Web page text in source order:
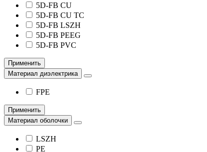
5D-FB CU
5D-FB CU TC
5D-FB LSZH
5D-FB PEEG
5D-FB PVC
Применить
Материал диэлектрика
FPE
Применить
Материал оболочки
LSZH
PE